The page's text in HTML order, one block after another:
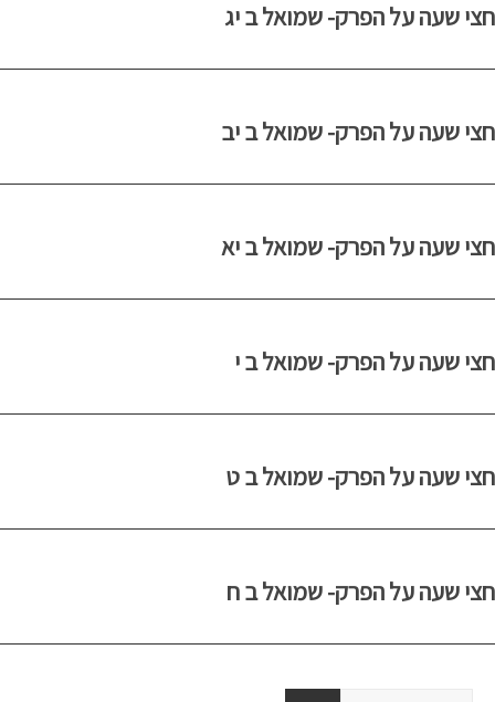
חצי שעה על הפרק- שמואל ב יג
חצי שעה על הפרק- שמואל ב יב
חצי שעה על הפרק- שמואל ב יא
חצי שעה על הפרק- שמואל ב י
חצי שעה על הפרק- שמואל ב ט
חצי שעה על הפרק- שמואל ב ח